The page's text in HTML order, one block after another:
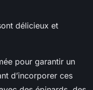
délicieux et
pour garantir un
d’incorporer ces